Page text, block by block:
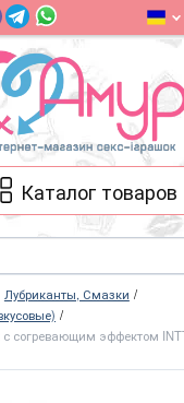
Каталог товаров
Лубриканты, Смазки
согревающим эффектом